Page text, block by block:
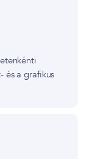
és a grafikus